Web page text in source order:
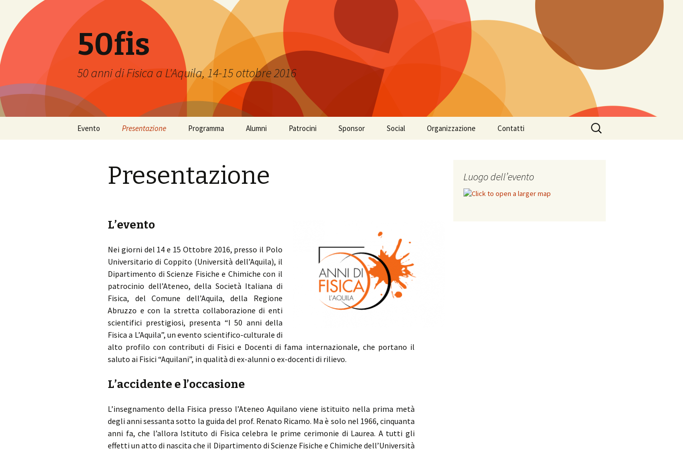
50fis
50 anni di Fisica a L'Aquila, 14-15 ottobre 2016
Skip
Evento Presentazione
Locandina
Programma Alumni Patrocini Sponsor Social Organizzazione Contatti
Search
for:
Presentazione
L’evento
Nei giorni del 14 e 15 Ottobre 2016, presso il Polo
Universitario di Coppito (Università dell’Aquila), il
Dipartimento di Scienze Fisiche e Chimiche con il
patrocinio dell’Ateneo, della Società Italiana di
Fisica, del Comune dell’Aquila, della Regione
Abruzzo e con la stretta collaborazione di enti
scientifici prestigiosi, presenta “I 50 anni della
Fisica a L’Aquila”, un evento scientifico-culturale di
alto profilo con contributi di Fisici e Docenti di fama internazionale, che portano il
saluto ai Fisici “Aquilani”, in qualità di ex-alunni o ex-docenti di rilievo.
L’accidente e l’occasione
L’insegnamento della Fisica presso l’Ateneo Aquilano viene istituito nella prima metà
degli anni sessanta sotto la guida del prof. Renato Ricamo. Ma è solo nel 1966, cinquanta
anni fa, che l’allora Istituto di Fisica celebra le prime cerimonie di Laurea. A tutti gli
effetti un atto di nascita che il Dipartimento di Scienze Fisiche e Chimiche dell’Università
Luogo dell’evento